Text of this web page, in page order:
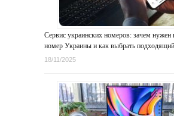
Сервис украинских номеров: зачем нужен
номер Украины и как выбрать
18/11/2025